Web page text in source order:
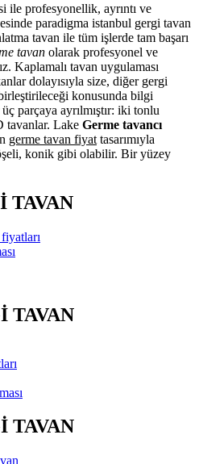
ile profesyonellik, ayrıntı ve
paradigma istanbul gergi tavan
tavan ile tüm işlerde tam başarı
tavan olarak profesyonel ve
Kaplamalı tavan uygulaması
dolayısıyla size, diğer gergi
konusunda bilgi
parçaya ayrılmıştır: iki tonlu
tavanlar. Lake Germe tavancı
germe tavan fiyat tasarımıyla
konik gibi olabilir. Bir yüzey
TAVAN
TAVAN
TAVAN